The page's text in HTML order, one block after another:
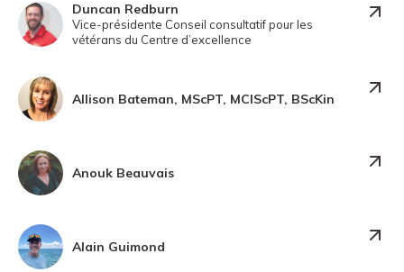
Duncan Redburn
Vice-présidente Conseil consultatif pour les
vétérans du Centre d’excellence
Allison Bateman, MScPT, MClScPT, BScKin
Anouk Beauvais
Alain Guimond